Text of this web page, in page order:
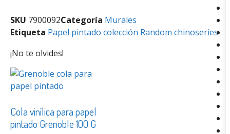
SKU 7900092Categoría Murales
Etiqueta Papel pintado colección Random chinoseries
¡No te olvides!
Cola vinílica para papel
pintado Grenoble 100 G